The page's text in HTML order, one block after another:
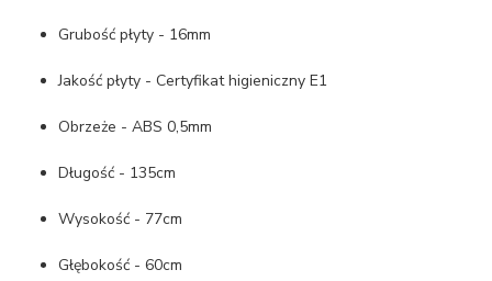
Grubość płyty - 16mm
Jakość płyty - Certyfikat higieniczny E1
Obrzeże - ABS 0,5mm
Długość - 135cm
Wysokość - 77cm
Głębokość - 60cm